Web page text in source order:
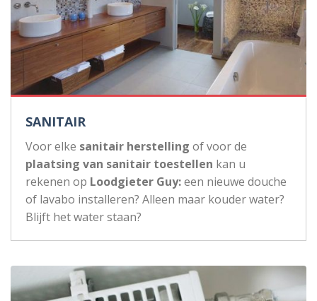
SANITAIR
Voor elke sanitair herstelling of voor de
plaatsing van sanitair toestellen kan u
rekenen op Loodgieter Guy:een nieuwe douche
of lavabo installeren? Alleen maar kouder water?
Blijft het water staan?